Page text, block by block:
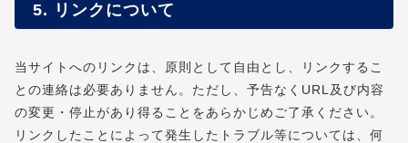
5. リンクについて
当サイトへのリンクは、原則として自由とし、リンクするこ
との連絡は必要ありません。ただし、予告なくURL及び内容
の変更・停止があり得ることをあらかじめご了承ください。
リンクしたことによって発生したトラブル等については、何